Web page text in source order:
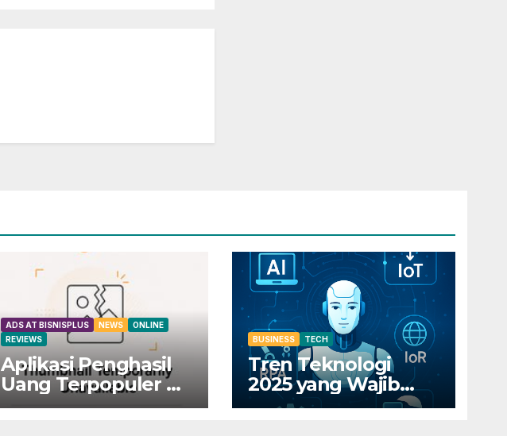
ADS AT BISNISPLUS NEWS
ONLINE
REVIEWS
Aplikasi Penghasil
Uang Terpopuler di
Indonesia!
BUSINESS TECH
Tren Teknologi
2025 yang Wajib
Diketahui Pelaku